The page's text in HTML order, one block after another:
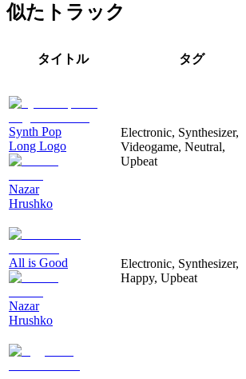
似たトラック
タイトル タグ
Synth Pop
Long Logo
Nazar
Hrushko
Electronic, Synthesizer,
Videogame, Neutral,
Upbeat
All is Good
Nazar
Hrushko
Electronic, Synthesizer,
Happy, Upbeat